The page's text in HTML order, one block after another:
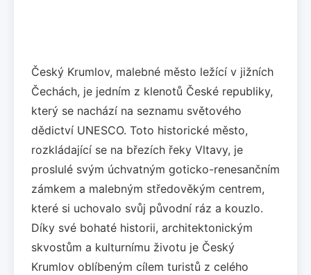
Český Krumlov, malebné město ležící v jižních
Čechách, je jedním z klenotů České republiky,
který se nachází na seznamu světového
dědictví UNESCO. Toto historické město,
rozkládající se na březích řeky Vltavy, je
proslulé svým úchvatným goticko-renesančním
zámkem a malebným středověkým centrem,
které si uchovalo svůj původní ráz a kouzlo.
Díky své bohaté historii, architektonickým
skvostům a kulturnímu životu je Český
Krumlov oblíbeným cílem turistů z celého